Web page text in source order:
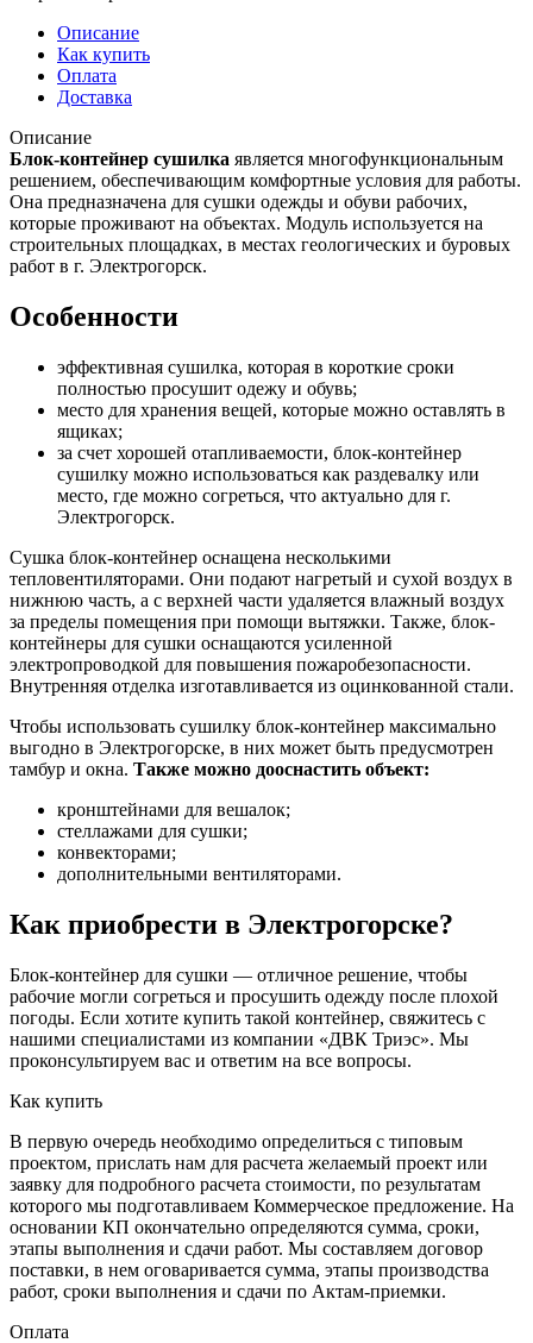
Описание
Как купить
Оплата
Доставка
Описание
Блок-контейнер сушилка является многофункциональным
решением, обеспечивающим комфортные условия для работы.
Она предназначена для сушки одежды и обуви рабочих,
которые проживают на объектах. Модуль используется на
строительных площадках, в местах геологических и буровых
работ в г. Электрогорск.
Особенности
эффективная сушилка, которая в короткие сроки
полностью просушит одежу и обувь;
место для хранения вещей, которые можно оставлять в
ящиках;
за счет хорошей отапливаемости, блок-контейнер
сушилку можно использоваться как раздевалку или
место, где можно согреться, что актуально для г.
Электрогорск.
Сушка блок-контейнер оснащена несколькими
тепловентиляторами. Они подают нагретый и сухой воздух в
нижнюю часть, а с верхней части удаляется влажный воздух
за пределы помещения при помощи вытяжки. Также, блок-
контейнеры для сушки оснащаются усиленной
электропроводкой для повышения пожаробезопасности.
Внутренняя отделка изготавливается из оцинкованной стали.
Чтобы использовать сушилку блок-контейнер максимально
выгодно в Электрогорске, в них может быть предусмотрен
тамбур и окна. Также можно дооснастить объект:
кронштейнами для вешалок;
стеллажами для сушки;
конвекторами;
дополнительными вентиляторами.
Как приобрести в Электрогорске?
Блок-контейнер для сушки — отличное решение, чтобы
рабочие могли согреться и просушить одежду после плохой
погоды. Если хотите купить такой контейнер, свяжитесь с
нашими специалистами из компании «ДВК Триэс». Мы
проконсультируем вас и ответим на все вопросы.
Как купить
В первую очередь необходимо определиться с типовым
проектом, прислать нам для расчета желаемый проект или
заявку для подробного расчета стоимости, по результатам
которого мы подготавливаем Коммерческое предложение. На
основании КП окончательно определяются сумма, сроки,
этапы выполнения и сдачи работ. Мы составляем договор
поставки, в нем оговаривается сумма, этапы производства
работ, сроки выполнения и сдачи по Актам-приемки.
Оплата